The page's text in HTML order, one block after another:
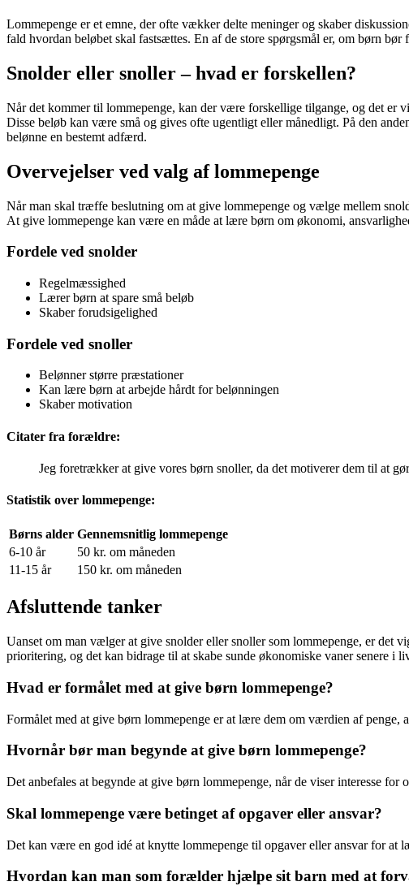
Lommepenge er et emne, der ofte vækker delte meninger og skaber
fald hvordan beløbet skal fastsættes. En af de store spørgsmål er, om børn bør
Snolder eller snoller – hvad er forskellen?
Når det kommer til lommepenge, kan der være forskellige tilgange, og det er
Disse beløb kan være små og gives ofte ugentligt eller månedligt. På den
belønne en bestemt adfærd.
Overvejelser ved valg af lommepenge
Når man skal træffe beslutning om at give lommepenge og vælge mellem
At give lommepenge kan være en måde at lære børn om økonomi,
Fordele ved snolder
Regelmæssighed
Lærer børn at spare små beløb
Skaber forudsigelighed
Fordele ved snoller
Belønner større præstationer
Kan lære børn at arbejde hårdt for belønningen
Skaber motivation
Citater fra forældre:
Jeg foretrækker at give vores børn snoller, da det motiverer dem til at
Statistik over lommepenge:
Børns alder Gennemsnitlig lommepenge
6-10 år
50 kr. om måneden
11-15 år
150 kr. om måneden
Afsluttende tanker
Uanset om man vælger at give snolder eller snoller som lommepenge, er det
prioritering, og det kan bidrage til at skabe sunde økonomiske vaner senere i
Hvad er formålet med at give børn lommepenge?
Formålet med at give børn lommepenge er at lære dem om værdien af
Hvornår bør man begynde at give børn lommepenge?
Det anbefales at begynde at give børn lommepenge, når de viser interesse
Skal lommepenge være betinget af opgaver eller ansvar?
Det kan være en god idé at knytte lommepenge til opgaver eller ansvar for at
Hvordan kan man som forælder hjælpe sit barn med at